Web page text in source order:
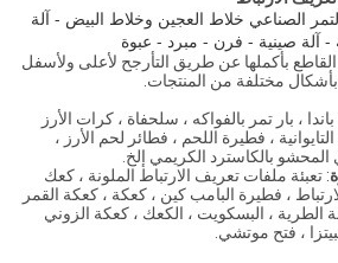
الصناعي خلاط العجين وخلاط البيض - آلة
آلة صينية - فرن - مبرد - عبوة
بأكملها عن طريق التأرجح لأعلى ولأسفل
مختلفة من المنتجات.
، بار تمر بالفواكه ، سلحفاة ، كرات الأرز
، فطيرة اللحم ، فطائر لحم الأرز ،
بالكاسترد الكريمي إلخ.
: تعبئة ملفات تعريف الارتباط الملونة ، كعك
، فطيرة البامب كين ، كعكة ، كعكة القمر
، البسكويت ، الكعك ، كعكة الزوني
، فتح موتشي.